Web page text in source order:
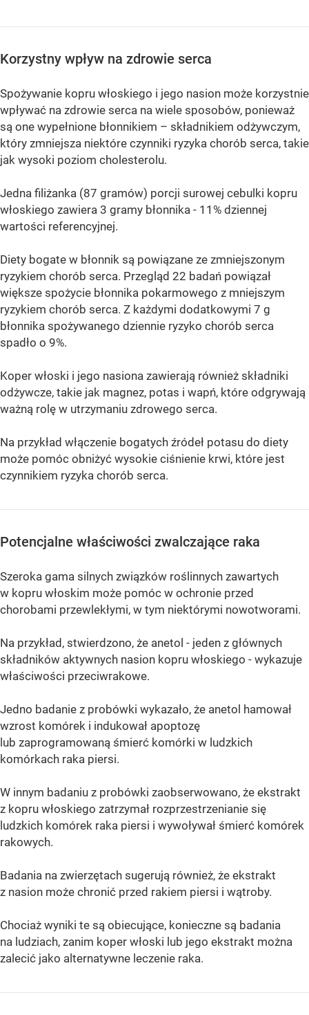
Korzystny wpływ na zdrowie serca
Spożywanie kopru włoskiego i jego nasion może korzystnie
wpływać na zdrowie serca na wiele sposobów, ponieważ
są one wypełnione błonnikiem – składnikiem odżywczym,
który zmniejsza niektóre czynniki ryzyka chorób serca, takie
jak wysoki poziom cholesterolu.
Jedna filiżanka (87 gramów) porcji surowej cebulki kopru
włoskiego zawiera 3 gramy błonnika - 11% dziennej
wartości referencyjnej.
Diety bogate w błonnik są powiązane ze zmniejszonym
ryzykiem chorób serca. Przegląd 22 badań powiązał
większe spożycie błonnika pokarmowego z mniejszym
ryzykiem chorób serca. Z każdymi dodatkowymi 7 g
błonnika spożywanego dziennie ryzyko chorób serca
spadło o 9%.
Koper włoski i jego nasiona zawierają również składniki
odżywcze, takie jak magnez, potas i wapń, które odgrywają
ważną rolę w utrzymaniu zdrowego serca.
Na przykład włączenie bogatych źródeł potasu do diety
może pomóc obniżyć wysokie ciśnienie krwi, które jest
czynnikiem ryzyka chorób serca.
Potencjalne właściwości zwalczające raka
Szeroka gama silnych związków roślinnych zawartych
w kopru włoskim może pomóc w ochronie przed
chorobami przewlekłymi, w tym niektórymi nowotworami.
Na przykład, stwierdzono, że anetol - jeden z głównych
składników aktywnych nasion kopru włoskiego - wykazuje
właściwości przeciwrakowe.
Jedno badanie z probówki wykazało, że anetol hamował
wzrost komórek i indukował apoptozę
lub zaprogramowaną śmierć komórki w ludzkich
komórkach raka piersi.
W innym badaniu z probówki zaobserwowano, że ekstrakt
z kopru włoskiego zatrzymał rozprzestrzenianie się
ludzkich komórek raka piersi i wywoływał śmierć komórek
rakowych.
Badania na zwierzętach sugerują również, że ekstrakt
z nasion może chronić przed rakiem piersi i wątroby.
Chociaż wyniki te są obiecujące, konieczne są badania
na ludziach, zanim koper włoski lub jego ekstrakt można
zalecić jako alternatywne leczenie raka.